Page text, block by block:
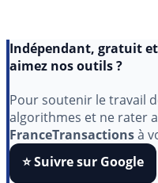
aimez nos outils ?
Pour soutenir le travail
algorithmes et ne rater
FranceTransactionsà